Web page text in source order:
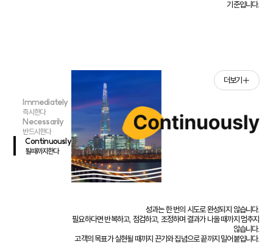
기준입니다.
Immediately
즉시한다
Necessarily
반드시한다
Continuously
될때까지한다
성과는 한 번의 시도로 완성되지 않습니다.
필요하다면 반복하고, 점검하고, 조정하며 결과가 나올 때까지 멈추지
않습니다.
고객의 목표가 실현될 때까지 끈기와 집념으로 끝까지 밀어붙입니다.
더보기